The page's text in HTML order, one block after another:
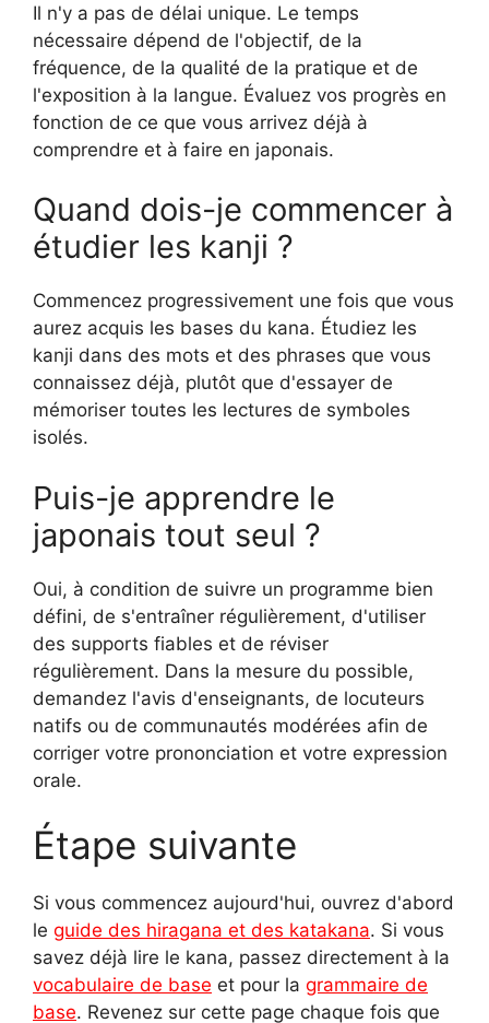
Il n'y a pas de délai unique. Le temps
nécessaire dépend de l'objectif, de la
fréquence, de la qualité de la pratique et de
l'exposition à la langue. Évaluez vos progrès en
fonction de ce que vous arrivez déjà à
comprendre et à faire en japonais.
Quand dois-je commencer à
étudier les kanji ?
Commencez progressivement une fois que vous
aurez acquis les bases du kana. Étudiez les
kanji dans des mots et des phrases que vous
connaissez déjà, plutôt que d'essayer de
mémoriser toutes les lectures de symboles
isolés.
Puis-je apprendre le
japonais tout seul ?
Oui, à condition de suivre un programme bien
défini, de s'entraîner régulièrement, d'utiliser
des supports fiables et de réviser
régulièrement. Dans la mesure du possible,
demandez l'avis d'enseignants, de locuteurs
natifs ou de communautés modérées afin de
corriger votre prononciation et votre expression
orale.
Étape suivante
Si vous commencez aujourd'hui, ouvrez d'abord
le guide des hiragana et des katakana. Si vous
savez déjà lire le kana, passez directement à la
vocabulaire de base et pour la grammaire de
base. Revenez sur cette page chaque fois que